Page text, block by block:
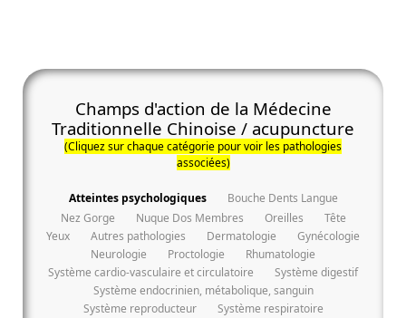
Champs d'action de la Médecine
Traditionnelle Chinoise / acupuncture
(Cliquez sur chaque catégorie pour voir les pathologies
associées)
Atteintes psychologiques
Bouche Dents Langue
Nez Gorge
Nuque Dos Membres Oreilles
Tête
Yeux
Autres pathologies Dermatologie
Gynécologie
Neurologie
Proctologie
Rhumatologie
Système cardio-vasculaire et circulatoire
Système digestif
Système endocrinien, métabolique, sanguin
Système reproducteur
Système respiratoire